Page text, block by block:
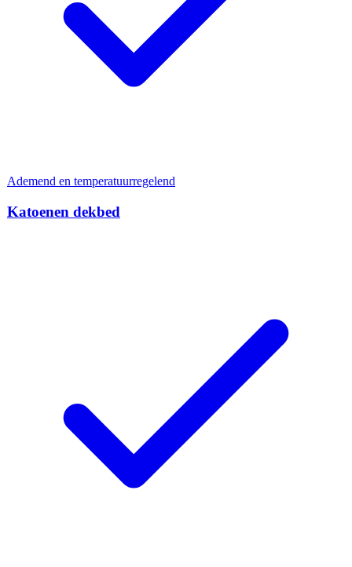
Ademend en temperatuurregelend
Katoenen dekbed